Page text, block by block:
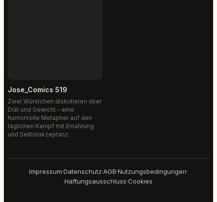
Jose_Comics 519
Zwei Würstchen diskutieren über
Diät und Gewicht – eine
humorvolle Metapher auf den
täglichen Kampf mit Ernährung
und Selbstakzeptanz.
Impressum·Datenschutz·AGB·Nutzungsbedingungen·
Haftungsausschluss·Cookies